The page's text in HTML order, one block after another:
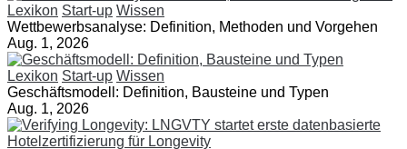
Lexikon Start-up Wissen
Wettbewerbsanalyse: Definition, Methoden und Vorgehen
Aug. 1, 2026
Lexikon Start-up Wissen
Geschäftsmodell: Definition, Bausteine und Typen
Aug. 1, 2026